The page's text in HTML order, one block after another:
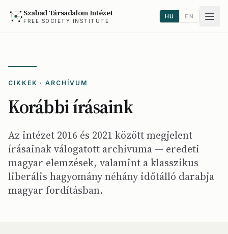
Szabad Társadalom Intézet
FREE SOCIETY INSTITUTE
HU EN
CIKKEK · ARCHÍVUM
Korábbi írásaink
Az intézet 2016 és 2021 között megjelent
írásainak válogatott archívuma — eredeti
magyar elemzések, valamint a klasszikus
liberális hagyomány néhány időtálló darabja
magyar fordításban.